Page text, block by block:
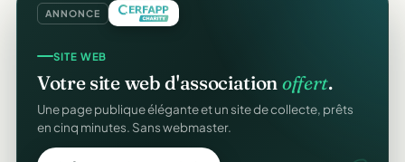
ANNONCE
SITE WEB
Votre site web d'association offert.
Une page publique élégante et un site de collecte, prêts
en cinq minutes. Sans webmaster.